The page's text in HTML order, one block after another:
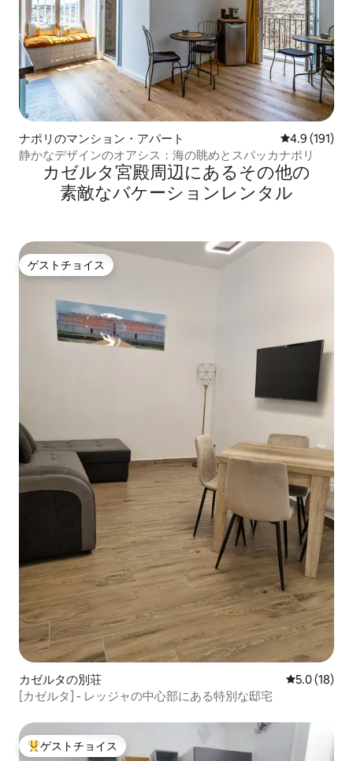
ナポリのマンション・アパート レビュー191
4.9 (191)
静かなデザインのオアシス：海の眺めとスパッカナポリ
カゼルタ宮殿⁠周⁠辺⁠に⁠あ⁠るそ⁠の⁠他⁠の
素⁠敵⁠なバ⁠ケ⁠ー⁠シ⁠ョ⁠ン⁠レ⁠ン⁠タ⁠ル
ゲストチョイス
ゲストチョイス
カゼルタの別荘 レビュー18
5.0 (18)
[カゼルタ] - レッジャの中心部にある特別な邸宅
大好評のゲストチョイスです。
ゲストチョイス